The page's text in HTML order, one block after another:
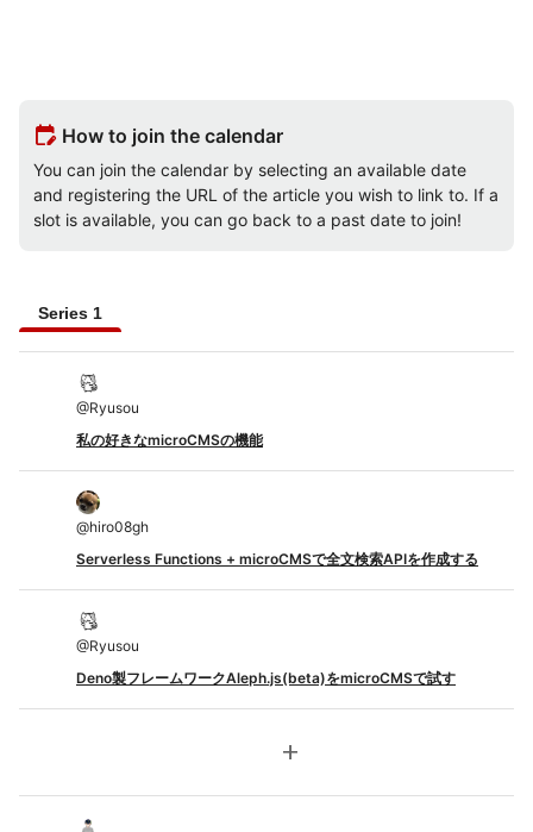
edit_calendar How to join the calendar
You can join the calendar by selecting an available date
and registering the URL of the article you wish to link to. If a
slot is available, you can go back to a past date to join!
Series 1
@Ryusou
私の好きなmicroCMSの機能
@hiro08gh
Serverless Functions + microCMSで全文検索APIを作成する
@Ryusou
Deno製フレームワークAleph.js(beta)をmicroCMSで試す
add